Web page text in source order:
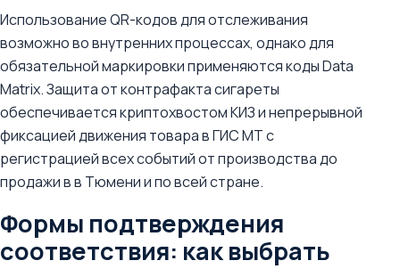
Использование QR-кодов для отслеживания
возможно во внутренних процессах, однако для
обязательной маркировки применяются коды Data
Matrix. Защита от контрафакта сигареты
обеспечивается криптохвостом КИЗ и непрерывной
фиксацией движения товара в ГИС МТ c
регистрацией всех событий от производства до
продажи в в Тюмени и по всей стране.
Формы подтверждения
соответствия: как выбрать